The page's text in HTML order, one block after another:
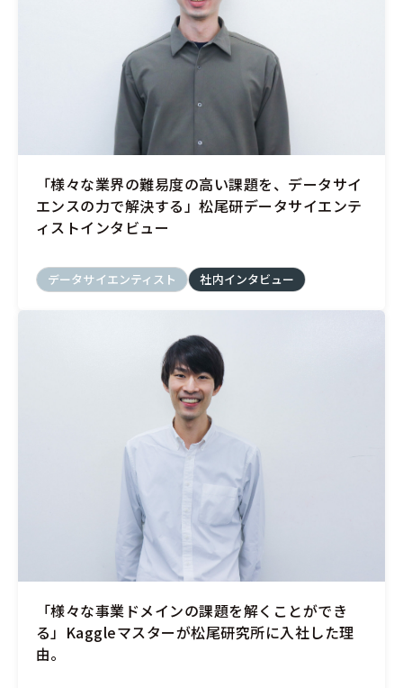
「様々な業界の難易度の高い課題を、データサイ
エンスの力で解決する」松尾研データサイエンテ
ィストインタビュー
データサイエンティスト 社内インタビュー
「様々な事業ドメインの課題を解くことができ
る」Kaggleマスターが松尾研究所に入社した理
由。